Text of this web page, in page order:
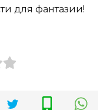
для фантазии!